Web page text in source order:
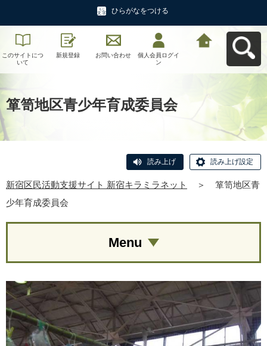
ひらがなをつける
このサイトにつ
いて
新規登録 お問い合わせ
個人会員ログイ
ン
箪笥地区青少年育成委員会
読み上げ 読み上げ設定
新宿区民活動支援サイト 新宿キラミラネット ＞
箪笥地区青
少年育成委員会
Menu